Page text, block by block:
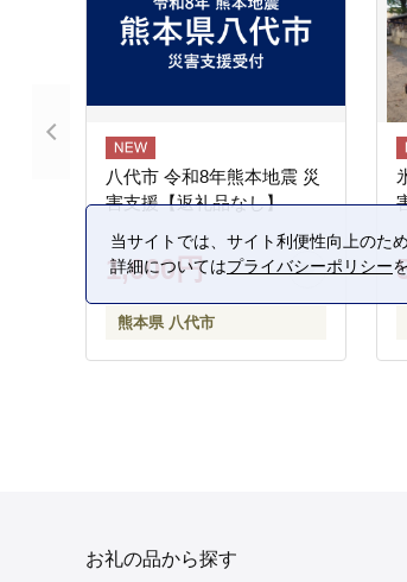
八代市 令和8年熊本地震 災
害支援【返礼品なし】
1,000円
熊本県 八代市
お礼の品から探す
当サイトでは、サイト利便性向上のた
詳細についてはプライバシーポリシー